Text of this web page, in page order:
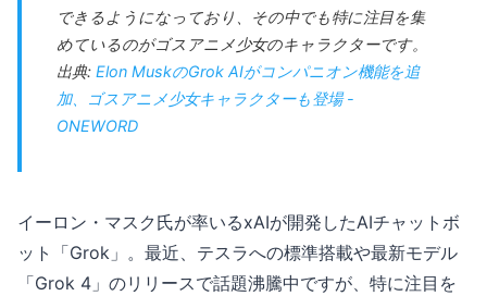
できるようになっており、その中でも特に注目を集
めているのがゴスアニメ少女のキャラクターです。
出典: Elon MuskのGrok AIがコンパニオン機能を追
加、ゴスアニメ少女キャラクターも登場 -
ONEWORD
イーロン・マスク氏が率いるxAIが開発したAIチャットボ
ット「Grok」。最近、テスラへの標準搭載や最新モデル
「Grok 4」のリリースで話題沸騰中ですが、特に注目を